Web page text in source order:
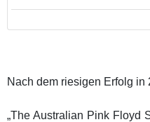
Nach dem riesigen Erfolg in
„The Australian Pink Floyd